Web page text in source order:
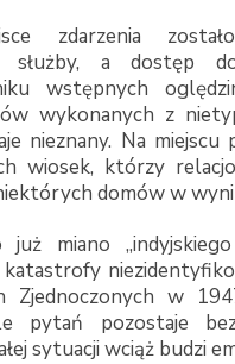
zdarzenia zostało
służby, a dostęp
wstępnych
wykonanych z
nieznany. Na miejscu
wiosek, którzy
domów w
już miano
katastrofy
Zjednoczonych w
pytań pozostaje
sytuacji wciąż budzi